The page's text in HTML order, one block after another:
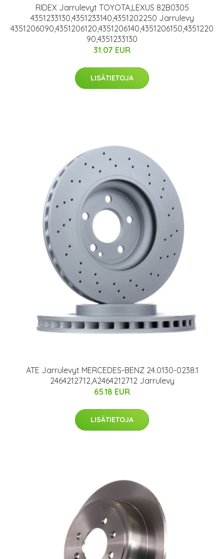
RIDEX Jarrulevyt TOYOTA,LEXUS 82B0305
4351233130,4351233140,4351202250 Jarrulevy
4351206090,4351206120,4351206140,4351206150,4351220
90,4351233130
31.07 EUR
LISÄTIETOJA
ATE Jarrulevyt MERCEDES-BENZ 24.0130-0238.1
2464212712,A2464212712 Jarrulevy
65.18 EUR
LISÄTIETOJA